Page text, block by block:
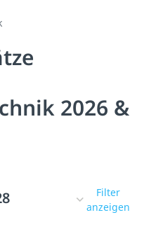
2026 &
Filter
anzeigen